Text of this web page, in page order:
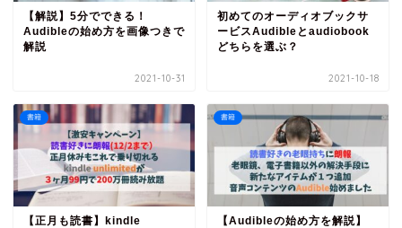
【解説】5分でできる！
Audibleの始め方を画像つきで
解説
2021-10-31
初めてのオーディオブックサ
ービスAudibleとaudiobook
どちらを選ぶ？
2021-10-18
書籍
【正月も読書】kindle
書籍
【Audibleの始め方を解説】